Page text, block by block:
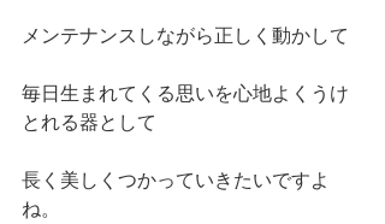
メンテナンスしながら正しく動かして
毎日生まれてくる思いを心地よくうけ
とれる器として
長く美しくつかっていきたいですよ
ね。